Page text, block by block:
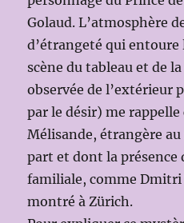
Golaud. L’atmosphère
d’étrangeté qui entoure
scène du tableau et de
observée de l’extérieur
par le désir) me
Mélisande, étrangère
part et dont la
familiale, comme Dmitri
montré à Zürich.